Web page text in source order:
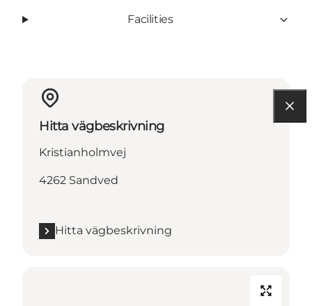
Facilities
Hitta vägbeskrivning
Kristianholmvej
4262 Sandved
Hitta vägbeskrivning